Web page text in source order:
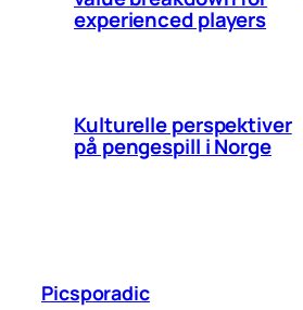
experienced players
Kulturelle perspektiver
på pengespill i Norge
Picsporadic